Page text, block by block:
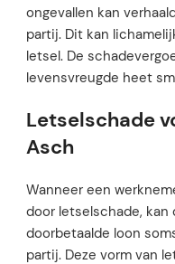
ongevallen kan
partij. Dit kan
letsel. De
levensvreugde heet
Letselschade
Asch
Wanneer een
door letselschade,
doorbetaalde loon
partij. Deze vorm van